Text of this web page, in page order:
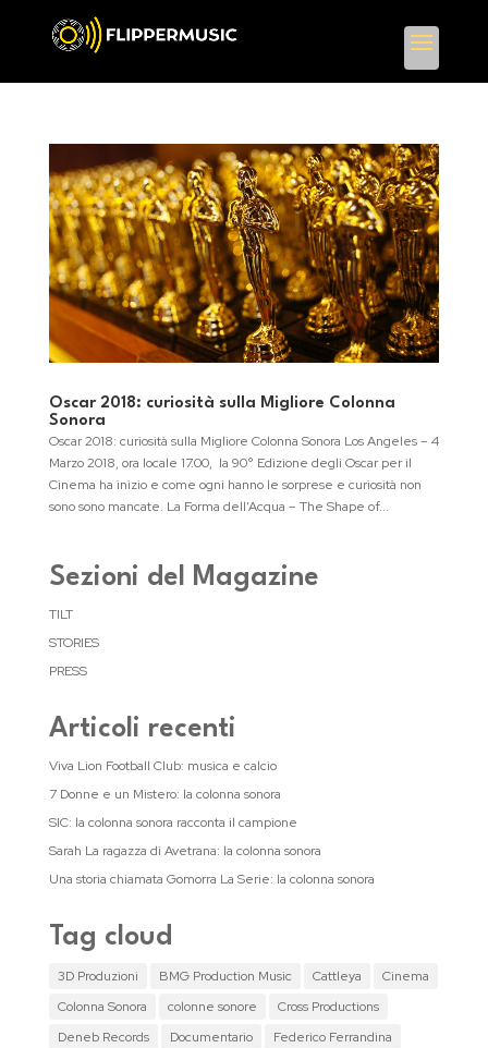
Oscar 2018: curiosità sulla Migliore Colonna
Sonora
Oscar 2018: curiosità sulla Migliore Colonna Sonora Los Angeles – 4
Marzo 2018, ora locale 17.00, la 90° Edizione degli Oscar per il
Cinema ha inizio e come ogni hanno le sorprese e curiosità non
sono sono mancate. La Forma dell’Acqua – The Shape of...
Sezioni del Magazine
TILT
STORIES
PRESS
Articoli recenti
Viva Lion Football Club: musica e calcio
7 Donne e un Mistero: la colonna sonora
SIC: la colonna sonora racconta il campione
Sarah La ragazza di Avetrana: la colonna sonora
Una storia chiamata Gomorra La Serie: la colonna sonora
Tag cloud
3D Produzioni BMG Production Music Cattleya
Cinema
Colonna Sonora
colonne sonore
Cross Productions
Deneb Records
Documentario
Federico Ferrandina